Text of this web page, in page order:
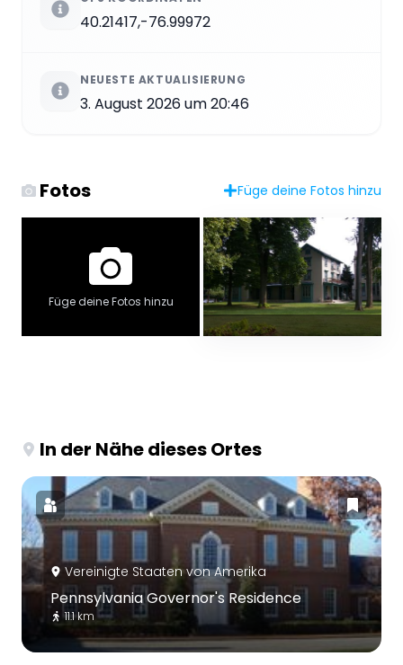
40.21417,-76.99972
NEUESTE AKTUALISIERUNG
3. August 2026 um 20:46
Fotos Füge deine Fotos hinzu
Füge deine Fotos hinzu
In der Nähe dieses Ortes
Vereinigte Staaten von Amerika
Pennsylvania Governor's Residence
11.1 km